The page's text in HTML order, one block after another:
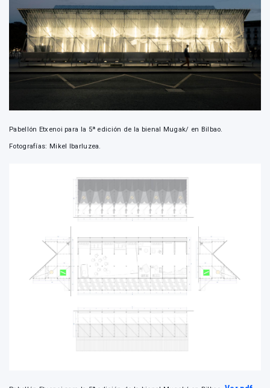
Pabellón Etxenoi para la 5ª edición de la bienal Mugak/ en Bilbao.
Fotografías: Mikel Ibarluzea.